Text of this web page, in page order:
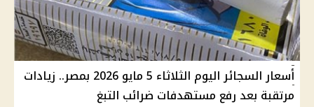
أسعار السجائر اليوم الثلاثاء 5 مايو 2026 بمصر.. زيادات
مرتقبة بعد رفع مستهدفات ضرائب التبغ